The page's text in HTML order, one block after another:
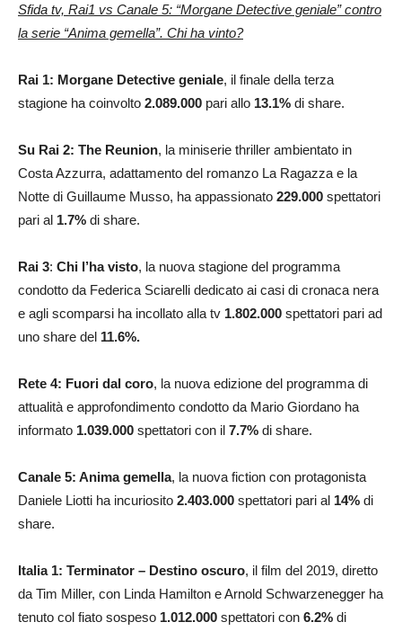
Sfida tv, Rai1 vs Canale 5: “Morgane Detective geniale” contro
la serie “Anima gemella”. Chi ha vinto?
Rai 1: Morgane Detective geniale, il finale della terza
stagione ha coinvolto 2.089.000 pari allo 13.1% di share.
Su Rai 2: The Reunion, la miniserie thriller ambientato in
Costa Azzurra, adattamento del romanzo La Ragazza e la
Notte di Guillaume Musso, ha appassionato 229.000 spettatori
pari al 1.7% di share.
Rai 3: Chi l’ha visto, la nuova stagione del programma
condotto da Federica Sciarelli dedicato ai casi di cronaca nera
e agli scomparsi ha incollato alla tv 1.802.000 spettatori pari ad
uno share del 11.6%.
Rete 4: Fuori dal coro, la nuova edizione del programma di
attualità e approfondimento condotto da Mario Giordano ha
informato 1.039.000 spettatori con il 7.7% di share.
Canale 5: Anima gemella, la nuova fiction con protagonista
Daniele Liotti ha incuriosito 2.403.000 spettatori pari al 14% di
share.
Italia 1: Terminator – Destino oscuro, il film del 2019, diretto
da Tim Miller, con Linda Hamilton e Arnold Schwarzenegger ha
tenuto col fiato sospeso 1.012.000 spettatori con 6.2% di